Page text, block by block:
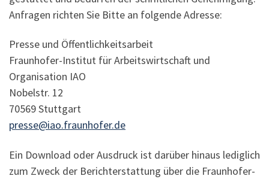
Anfragen richten Sie Bitte an folgende Adresse:
Presse und Öffentlichkeitsarbeit
Fraunhofer-Institut für Arbeitswirtschaft und
Organisation IAO
Nobelstr. 12
70569 Stuttgart
presse@iao.fraunhofer.de
Ein Download oder Ausdruck ist darüber hinaus lediglich
zum Zweck der Berichterstattung über die Fraunhofer-